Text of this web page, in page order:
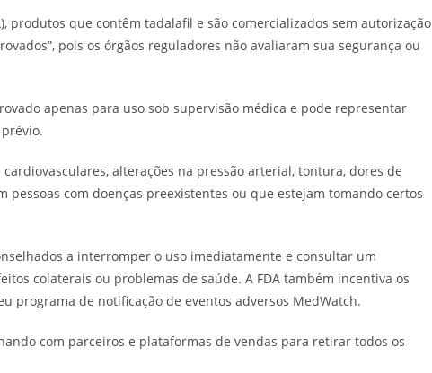
produtos que contêm tadalafil e são comercializados sem autorização
pois os órgãos reguladores não avaliaram sua segurança ou
apenas para uso sob supervisão médica e pode representar
alterações na pressão arterial, tontura, dores de
pessoas com doenças preexistentes ou que estejam tomando certos
a interromper o uso imediatamente e consultar um
colaterais ou problemas de saúde. A FDA também incentiva os
programa de notificação de eventos adversos MedWatch.
com parceiros e plataformas de vendas para retirar todos os